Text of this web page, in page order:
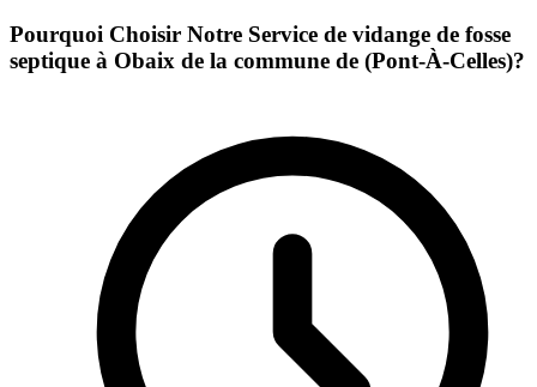
Pourquoi Choisir Notre Service de vidange de fosse
septique à Obaix de la commune de (Pont-À-Celles)?